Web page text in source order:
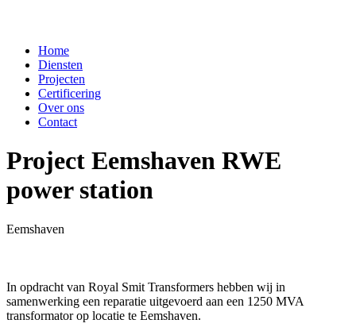
Home
Diensten
Projecten
Certificering
Over ons
Contact
Project Eemshaven RWE
power station
Eemshaven
In opdracht van Royal Smit Transformers hebben wij in
samenwerking een reparatie uitgevoerd aan een 1250 MVA
transformator op locatie te Eemshaven.